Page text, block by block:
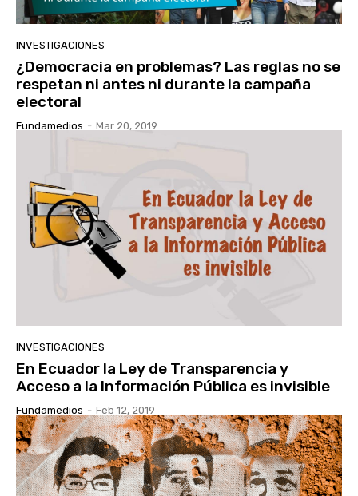
INVESTIGACIONES
¿Democracia en problemas? Las reglas no se
respetan ni antes ni durante la campaña
electoral
Fundamedios - Mar 20, 2019
INVESTIGACIONES
En Ecuador la Ley de Transparencia y
Acceso a la Información Pública es invisible
Fundamedios - Feb 12, 2019